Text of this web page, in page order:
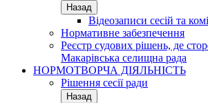
Назад
Відеозаписи сесій та
Нормативне забезпечення
Реєстр судових рішень, де
Макарівська селищна рада
НОРМОТВОРЧА ДІЯЛЬНІСТЬ
Рішення сесії ради
Назад